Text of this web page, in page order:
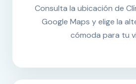
Consulta la ubicación de
Google Maps y elige la
cómoda para tu